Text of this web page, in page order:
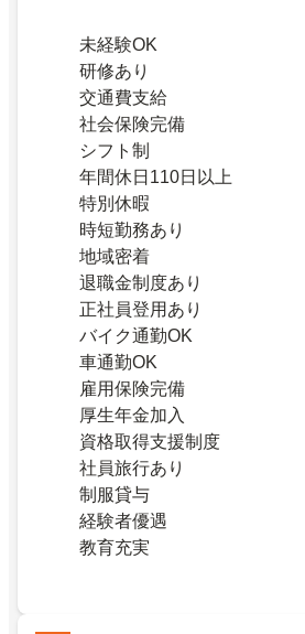
未経験OK
研修あり
交通費支給
社会保険完備
シフト制
年間休日110日以上
特別休暇
時短勤務あり
地域密着
退職金制度あり
正社員登用あり
バイク通勤OK
車通勤OK
雇用保険完備
厚生年金加入
資格取得支援制度
社員旅行あり
制服貸与
経験者優遇
教育充実